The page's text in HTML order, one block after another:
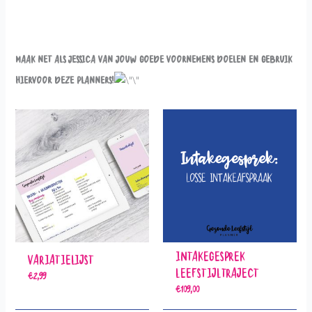
Maak net als Jessica van jouw goede voornemens doelen en gebruik
hiervoor deze planners!
Variatielijst
€2,99
Intakegesprek
Leefstijltraject
€109,00